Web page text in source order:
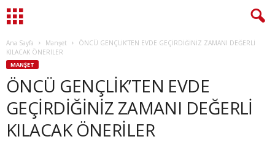
Ana Sayfa Manşet
ÖNCÜ GENÇLİK’TEN EVDE GEÇİRDİĞİNİZ ZAMANI DEĞERLİ
KILACAK ÖNERİLER
MANŞET
ÖNCÜ GENÇLİK’TEN EVDE
GEÇİRDİĞİNİZ ZAMANI DEĞERLİ
KILACAK ÖNERİLER